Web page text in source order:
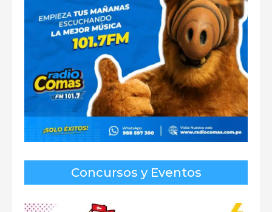
Concursos y Eventos